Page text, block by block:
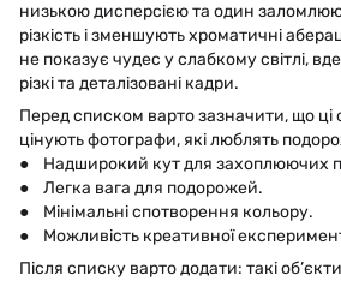
низькою дисперсією та один
різкість і зменшують хроматичні
не показує чудес у слабкому світлі,
різкі та деталізовані кадри.
Перед списком варто зазначити, що ці
цінують фотографи, які люблять
● Надширокий кут для захоплюючих
● Легка вага для подорожей.
● Мінімальні спотворення кольору.
● Можливість креативної
Після списку варто додати: такі